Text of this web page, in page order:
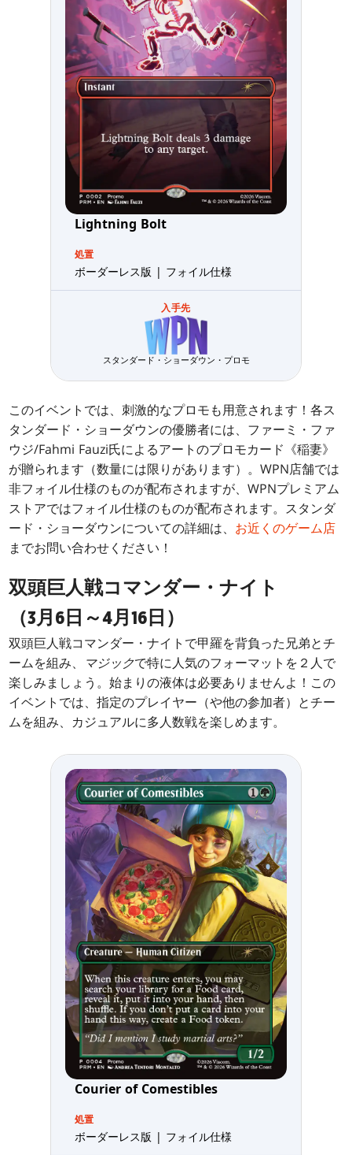
Lightning Bolt
処置
ボーダーレス版 | フォイル仕様
入手先
スタンダード・ショーダウン・プロモ
このイベントでは、刺激的なプロモも用意されます！各ス
タンダード・ショーダウンの優勝者には、ファーミ・ファ
ウジ/Fahmi Fauzi氏によるアートのプロモカード《稲妻》
が贈られます（数量には限りがあります）。WPN店舗では
非フォイル仕様のものが配布されますが、WPNプレミアム
ストアではフォイル仕様のものが配布されます。スタンダ
ード・ショーダウンについての詳細は、 お近くのゲーム店
までお問い合わせください！
双頭巨人戦コマンダー・ナイト
（3月6日～4月16日）
双頭巨人戦コマンダー・ナイトで甲羅を背負った兄弟とチ
ームを組み、
マジックで特に人気のフォーマットを２人で
楽しみましょう。始まりの液体は必要ありませんよ！この
イベントでは、指定のプレイヤー（や他の参加者）とチー
ムを組み、カジュアルに多人数戦を楽しめます。
Courier of Comestibles
処置
ボーダーレス版 | フォイル仕様